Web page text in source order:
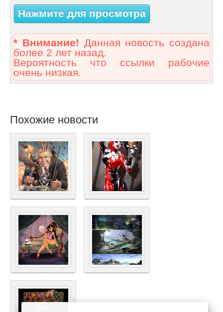
Нажмите для просмотра
* Внимание! Данная новость создана
более 2 лет назад.
Вероятность что ссылки рабочие
очень низкая.
Похожие новости